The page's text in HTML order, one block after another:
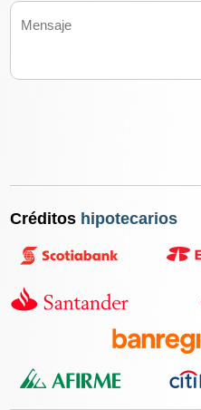
Créditos hipotecarios